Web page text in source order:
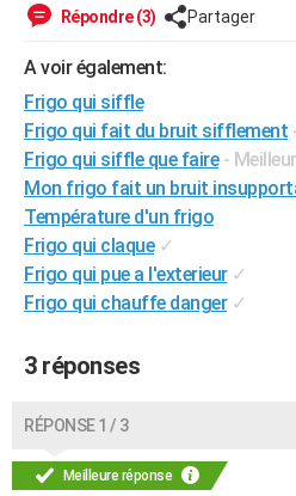
BONS PLANS
CARTE DE VOEUX
Carte de Noël
Carte Bonne année
Carte Saint-Valentin
Carte Pâques
Carte d'anniversaire
DICTIONNAIRE
Dictionnaire
Biographies
Citations
Expressions
Proverbes
PROGRAMME TV
COPAINS D'AVANT
S'inscrire
Se connecter
Lycées
Collèges
Primaires
Universités
Entreprises
Service militaire
Avis de recherche
AVIS DE DÉCÈS
FORUM
Répondre (3) Partager
A voir également:
Frigo qui siffle
Frigo qui fait du bruit sifflement
Frigo qui siffle que faire -
Mon frigo fait un bruit
Température d'un frigo
Frigo qui claque ✓
Frigo qui pue a l'exterieur ✓
Frigo qui chauffe danger ✓
3 réponses
RÉPONSE 1 / 3
Meilleure réponse